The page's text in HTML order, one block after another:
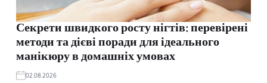
Секрети швидкого росту нігтів: перевірені
методи та дієві поради для ідеального
манікюру в домашніх умовах
02.08.2026